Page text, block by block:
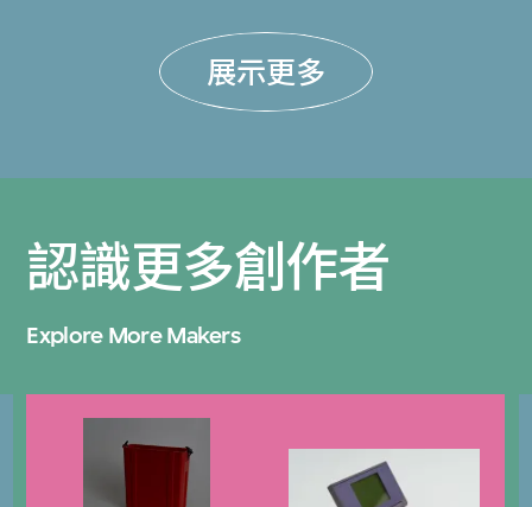
展示更多
認識更多創作者
Explore More Makers